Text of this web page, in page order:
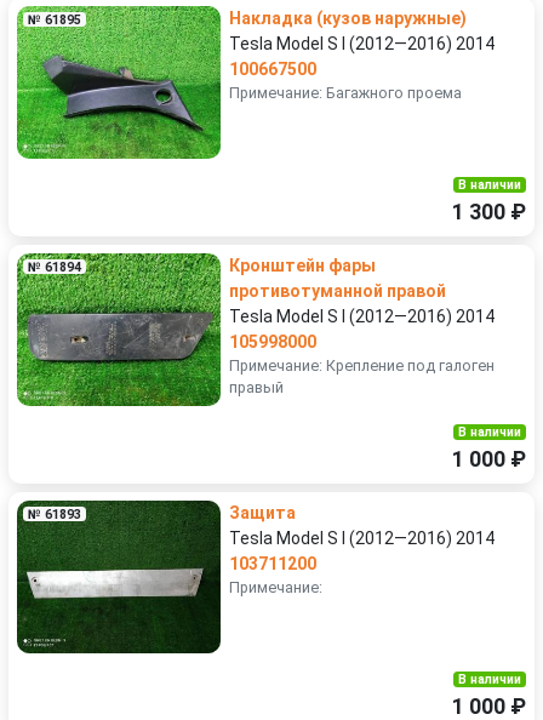
№ 61895
Накладка (кузов наружные)
Tesla Model S I (2012—2016) 2014
100667500
Примечание: Багажного проема
В наличии
1 300 ₽
№ 61894
Кронштейн фары
противотуманной правой
Tesla Model S I (2012—2016) 2014
105998000
Примечание: Крепление под галоген
правый
В наличии
1 000 ₽
№ 61893
Защита
Tesla Model S I (2012—2016) 2014
103711200
Примечание:
В наличии
1 000 ₽